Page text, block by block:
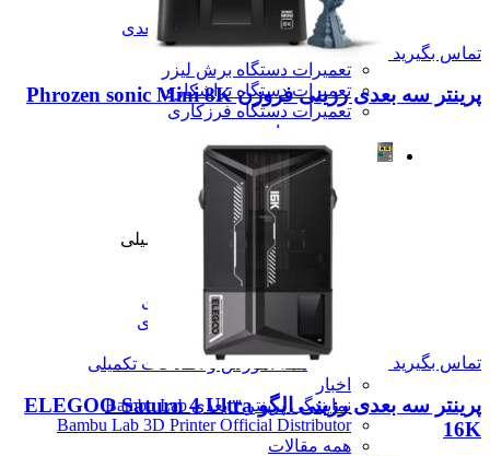
تعمیرات دستگاه CNC
تعمیرات دستگاه اسکن سه بعدی
تعمیرات دستگاه پرینتر 3D
تعمیرات دستگاه برش لیزر
تعمیرات دستگاه تراشکاری
تعمیرات دستگاه فرزکاری
همه تعمیرات
مقالات
مقالات
مقایسه دستگاه های صنعتی
آموزش و اطلاعات تکمیلی
آموزش و اطلاعات تکمیلی
آموزش فرزکاری
آموزش تراشکاری
آموزش پرینتر سه بعدی
آموزش اسکنر سه بعدی
آموزش CNC
همه آموزش و اطلاعات تکمیلی
اخبار
نمایندگی پرینتر ۳ بعدی Bambu Lab
Bambu Lab 3D Printer Official Distributor
همه مقالات
تماس بگیرید
پرینتر سه بعدی رزینی فروزن Phrozen sonic Mini 8K
تماس بگیرید
پرینتر سه بعدی رزینی الگو ELEGOO Saturn 4 Ultra
16K